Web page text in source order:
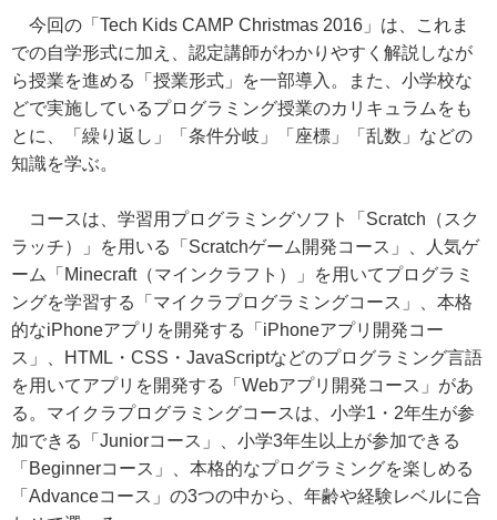
今回の「Tech Kids CAMP Christmas 2016」は、これま
での自学形式に加え、認定講師がわかりやすく解説しなが
ら授業を進める「授業形式」を一部導入。また、小学校な
どで実施しているプログラミング授業のカリキュラムをも
とに、「繰り返し」「条件分岐」「座標」「乱数」などの
知識を学ぶ。
コースは、学習用プログラミングソフト「Scratch（スク
ラッチ）」を用いる「Scratchゲーム開発コース」、人気ゲ
ーム「Minecraft（マインクラフト）」を用いてプログラミ
ングを学習する「マイクラプログラミングコース」、本格
的なiPhoneアプリを開発する「iPhoneアプリ開発コー
ス」、HTML・CSS・JavaScriptなどのプログラミング言語
を用いてアプリを開発する「Webアプリ開発コース」があ
る。マイクラプログラミングコースは、小学1・2年生が参
加できる「Juniorコース」、小学3年生以上が参加できる
「Beginnerコース」、本格的なプログラミングを楽しめる
「Advanceコース」の3つの中から、年齢や経験レベルに合